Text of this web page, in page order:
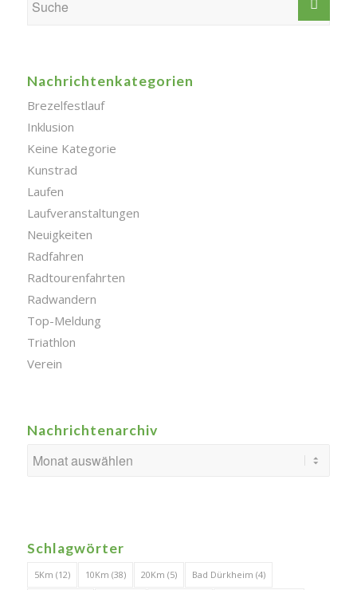
Nachrichtenkategorien
Brezelfestlauf
Inklusion
Keine Kategorie
Kunstrad
Laufen
Laufveranstaltungen
Neuigkeiten
Radfahren
Radtourenfahrten
Radwandern
Top-Meldung
Triathlon
Verein
Nachrichtenarchiv
Schlagwörter
5Km (12) 10Km (38) 20Km (5) Bad Dürkheim (4)